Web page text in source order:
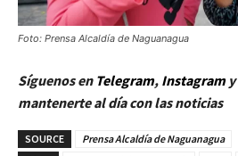
Foto: Prensa Alcaldía de Naguanagua
Síguenos en Telegram, Instagramy
mantenerte al día con las noticias
SOURCE
Prensa Alcaldía de Naguanagua